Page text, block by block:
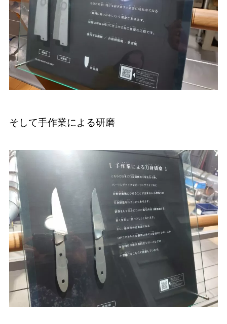
そして手作業による研磨